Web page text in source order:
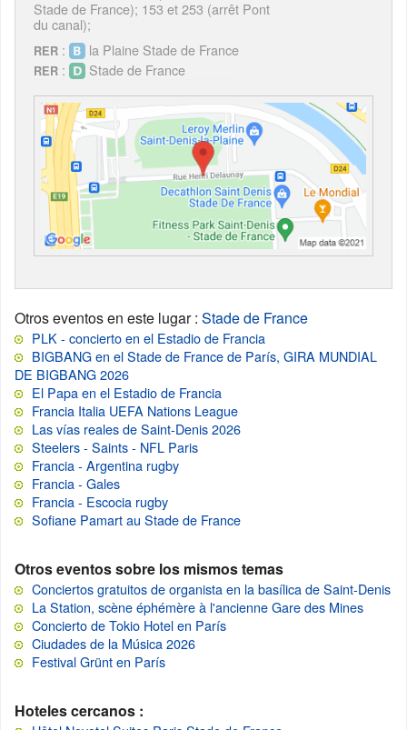
Stade de France); 153 et 253 (arrêt Pont
du canal);
RER : la Plaine Stade de France
RER : Stade de France
Otros eventos en este lugar: Stade de France
PLK - concierto en el Estadio de Francia
BIGBANG en el Stade de France de París, GIRA MUNDIAL
DE BIGBANG 2026
El Papa en el Estadio de Francia
Francia Italia UEFA Nations League
Las vías reales de Saint-Denis 2026
Steelers - Saints - NFL Paris
Francia - Argentina rugby
Francia - Gales
Francia - Escocia rugby
Sofiane Pamart au Stade de France
Otros eventos sobre los mismos temas
Conciertos gratuitos de organista en la basílica de Saint-Denis
La Station, scène éphémère à l'ancienne Gare des Mines
Concierto de Tokio Hotel en París
Ciudades de la Música 2026
Festival Grünt en París
Hoteles cercanos :